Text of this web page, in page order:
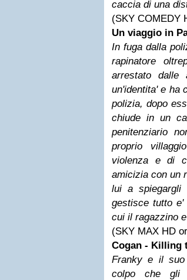
caccia di una
(SKY COMEDY
Un viaggio in
In fuga dalla
rapinatore
arrestato dalle
un'identita' e ha
polizia, dopo
chiude in un
penitenziario
proprio
violenza e di
amicizia con un
lui a spiegargli
gestisce tutto
cui il ragazzino
(SKY MAX HD
Cogan - Killing
Franky e il suo
colpo che gli